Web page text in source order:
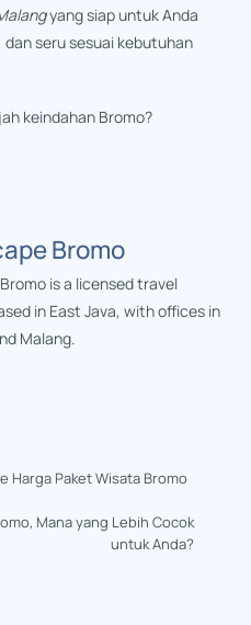
yang siap untuk Anda
seru sesuai kebutuhan
keindahan Bromo?
Bromo
is a licensed travel
in East Java, with offices in
Malang.
Harga Paket Wisata Bromo
Mana yang Lebih Cocok
untuk Anda?